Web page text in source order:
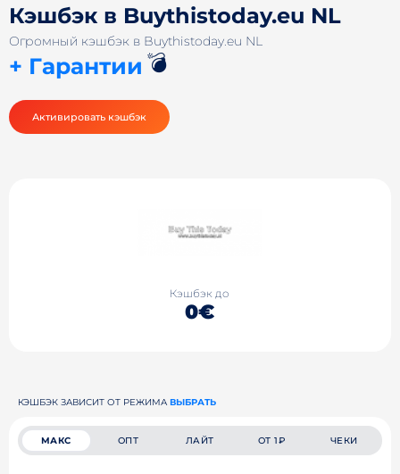
Кэшбэк в Buythistoday.eu NL
Огромный кэшбэк в Buythistoday.eu NL
+ Гарантии 💣
Активировать кэшбэк
Кэшбэк до
0€
КЭШБЭК ЗАВИСИТ ОТ РЕЖИМА ВЫБРАТЬ
МАКС ОПТ ЛАЙТ ОТ 1₽ ЧЕКИ